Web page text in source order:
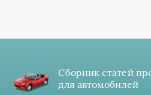
Сборник статей
для автомобилей